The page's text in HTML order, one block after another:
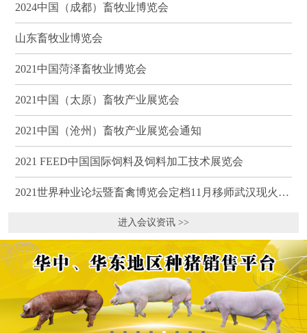
2024中国（成都）畜牧业博览会
山东畜牧业博览会
2021中国菏泽畜牧业博览会
2021中国（太原）畜牧产业展览会
2021中国（沧州）畜牧产业展览会通知
2021 FEED中国国际饲料及饲料加工技术展览会
2021世界种业论坛暨畜禽博览会定档11月移师武汉现火热招商
进入会议资讯 >>